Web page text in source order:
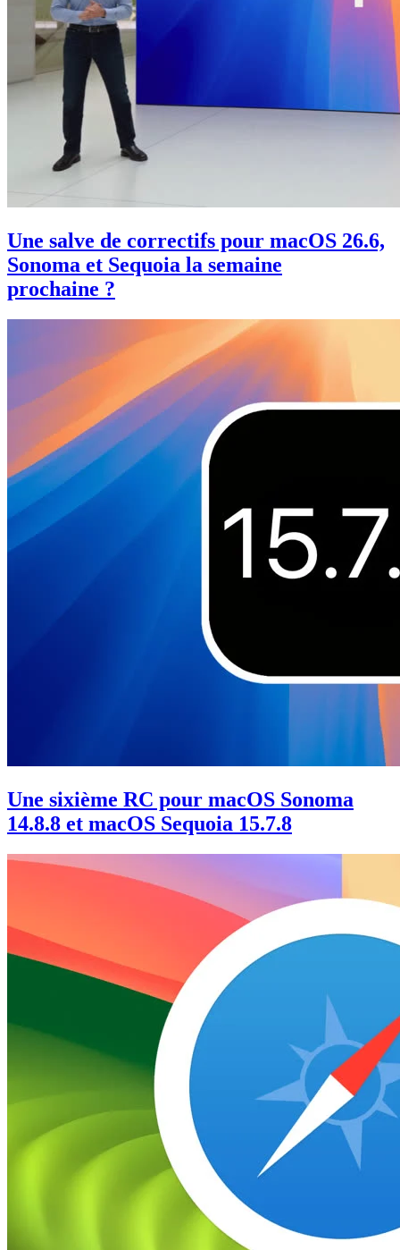
Une salve de correctifs pour macOS 26.6,
Sonoma et Sequoia la semaine
prochaine ?
Une sixième RC pour macOS Sonoma
14.8.8 et macOS Sequoia 15.7.8